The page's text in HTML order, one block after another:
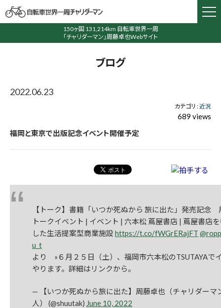
150ヶ国 131,214km 自転車世界一周
「チャリダーマン」周藤卓也Webサイト
ブログ
2022.06.23
カテゴリ :近況
689 views
福岡と東京で出版記念イベント開催予定
【トーク】書籍「いつか死ぬから 旅に出た」発売記念
トークイベント | イベント | 六本松 蔦屋書店 | 蔦屋書店
した生活提案型商業施設 https://t.co/fWGrERajFT
u_t
より »６月２５日（土）、福岡市六本松のTSUTAYAで
やります。詳細はリンクから。
— 【いつか死ぬから旅に出た】周藤卓也（チャリダーマ
人） (@shuutak) June 10, 2022